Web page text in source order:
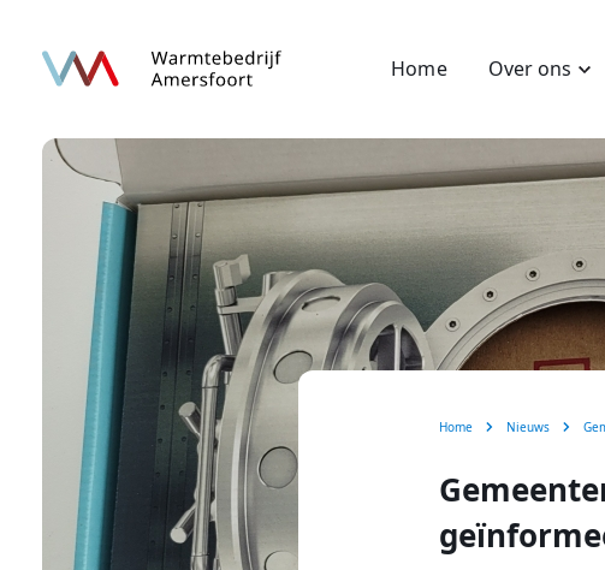
Home Over ons
Home Nieuws